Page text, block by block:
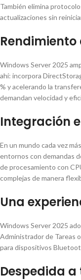
También elimina
actualizaciones sin
Windows Server 2025
ahí: incorpora
% y acelerando la
demandan velocidad y
Integración
En un mundo cada vez
entornos con demandas
de procesamiento con
complejas de manera
Una
Windows Server 2025
Administrador de Tareas
para dispositivos
Despedida